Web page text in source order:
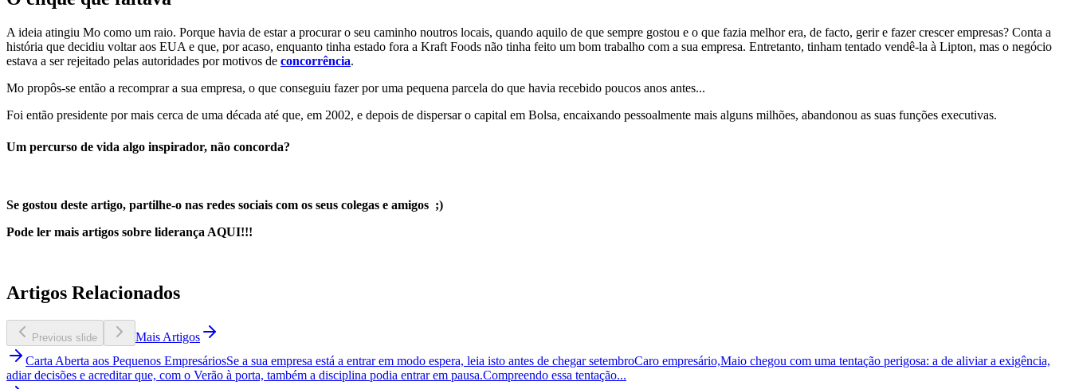
A ideia atingiu Mo como um raio. Porque havia de estar a procurar o seu caminho noutros locais, quando aquilo de que sempre gostou e o que fazia melhor era, de facto, gerir e fazer crescer empresas? Conta a
história que decidiu voltar aos EUA e que, por acaso, enquanto tinha estado fora a Kraft Foods não tinha feito um bom trabalho com a sua empresa. Entretanto, tinham tentado vendê-la à Lipton, mas o negócio
estava a ser rejeitado pelas autoridades por motivos de concorrência.
Mo propôs-se então a recomprar a sua empresa, o que conseguiu fazer por uma pequena parcela do que havia recebido poucos anos antes...
Foi então presidente por mais cerca de uma década até que, em 2002, e depois de dispersar o capital em Bolsa, encaixando pessoalmente mais alguns milhões, abandonou as suas funções executivas.
Um percurso de vida algo inspirador, não concorda?
Se gostou deste artigo, partilhe-o nas redes sociais com os seus colegas e amigos ;)
Pode ler mais artigos sobre liderança AQUI!!!
Artigos Relacionados
Previous slide
Mais Artigos
Carta Aberta aos Pequenos EmpresáriosSe a sua empresa está a entrar em modo espera, leia isto antes de chegar setembroCaro empresário,Maio chegou com uma tentação perigosa: a de aliviar a exigência,
adiar decisões e acreditar que, com o Verão à porta, também a disciplina podia entrar em pausa.Compreendo essa tentação...